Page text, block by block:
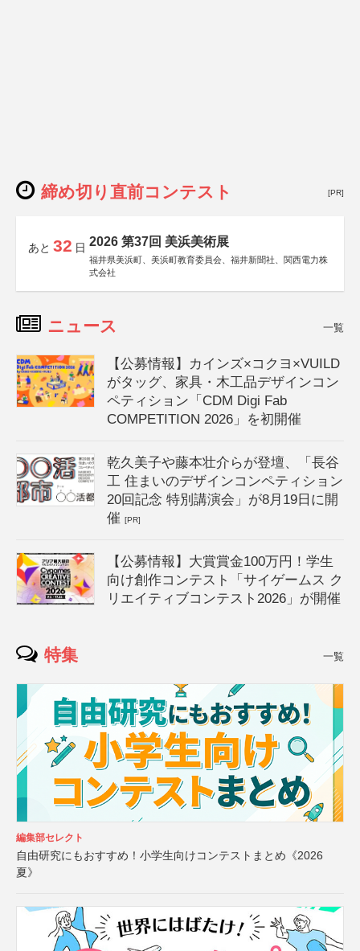
締め切り直前コンテスト [PR]
あと 32 日 2026 第37回 美浜美術展
福井県美浜町、美浜町教育委員会、福井新聞社、関西電力株
式会社
ニュース 一覧
【公募情報】カインズ×コクヨ×VUILD
がタッグ、家具・木工品デザインコン
ペティション「CDM Digi Fab
COMPETITION 2026」を初開催
乾久美子や藤本壮介らが登壇、「長谷
工 住まいのデザインコンペティション
20回記念 特別講演会」が8月19日に開
催[PR]
【公募情報】大賞賞金100万円！学生
向け創作コンテスト「サイゲームス ク
リエイティブコンテスト2026」が開催
特集 一覧
編集部セレクト
自由研究にもおすすめ！小学生向けコンテストまとめ《2026
夏》